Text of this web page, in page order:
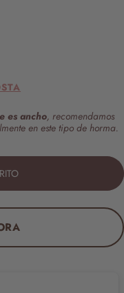
es ancho, recomendamos
en este tipo de horma.